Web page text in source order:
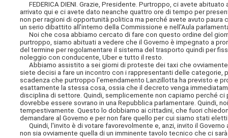
FEDERICA DIENI. Grazie, Presidente. Purtroppo, ci avete
arrivato qui e ci avete dato neanche quattro ore di tempo per
non per ragioni di opportunità politica ma perché avete avuto
un serio dibattito all'interno della Commissione e nell'Aula
Noi che cosa abbiamo cercato di fare con questo ordine del
purtroppo, siamo abituati a vedere che il Governo è impegnato a
del termine per regolamentare il sistema del trasporto quindi per
noleggio con conducente, Uber e tutto il resto.
Abbiamo assistito a sei giorni di proteste dei taxi che ovviamente
siete decisi a fare un incontro con i rappresentanti delle
scadenza che purtroppo l'emendamento Lanzillotta ha previsto e
esattamente la stessa cosa, ossia che il decreto venga
disciplina di settore. Quindi, semplicemente non capiamo perché
dovrebbe essere sovrano in una Repubblica parlamentare. Quindi,
tempestivamente. Questo lo dobbiamo ai cittadini, che fuori
demandare al Governo e per non fare quello per cui siamo stati
Quindi, l'invito è di votare favorevolmente e, anzi, invito il
non sia ovviamente quella di un imminente tavolo tecnico che ci